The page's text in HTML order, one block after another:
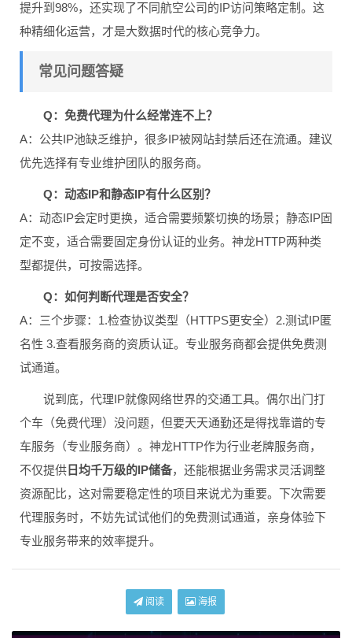
提升到98%，还实现了不同航空公司的IP访问策略定制。这
种精细化运营，才是大数据时代的核心竞争力。
常见问题答疑
Q：免费代理为什么经常连不上？
A：公共IP池缺乏维护，很多IP被网站封禁后还在流通。建议
优先选择有专业维护团队的服务商。
Q：动态IP和静态IP有什么区别？
A：动态IP会定时更换，适合需要频繁切换的场景；静态IP固
定不变，适合需要固定身份认证的业务。神龙HTTP两种类
型都提供，可按需选择。
Q：如何判断代理是否安全？
A：三个步骤：1.检查协议类型（HTTPS更安全）2.测试IP匿
名性 3.查看服务商的资质认证。专业服务商都会提供免费测
试通道。
说到底，代理IP就像网络世界的交通工具。偶尔出门打
个车（免费代理）没问题，但要天天通勤还是得找靠谱的专
车服务（专业服务商）。神龙HTTP作为行业老牌服务商，
不仅提供 日均千万级的IP储备，还能根据业务需求灵活调整
资源配比，这对需要稳定性的项目来说尤为重要。下次需要
代理服务时，不妨先试试他们的免费测试通道，亲身体验下
专业服务带来的效率提升。
阅读 海报